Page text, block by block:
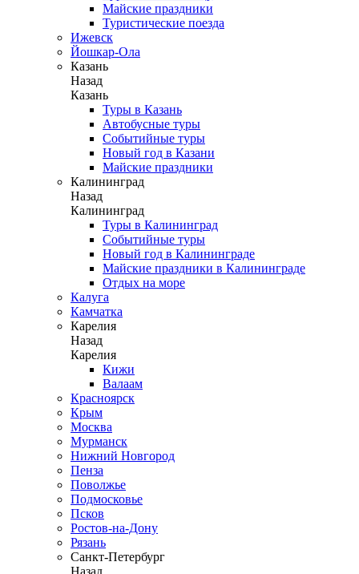
Майские праздники
Туристические поезда
Ижевск
Йошкар-Ола
Казань
Назад
Казань
Туры в Казань
Автобусные туры
Событийные туры
Новый год в Казани
Майские праздники
Калининград
Назад
Калининград
Туры в Калининград
Событийные туры
Новый год в Калининграде
Майские праздники в Калининграде
Отдых на море
Калуга
Камчатка
Карелия
Назад
Карелия
Кижи
Валаам
Красноярск
Крым
Москва
Мурманск
Нижний Новгород
Пенза
Поволжье
Подмосковье
Псков
Ростов-на-Дону
Рязань
Санкт-Петербург
Назад